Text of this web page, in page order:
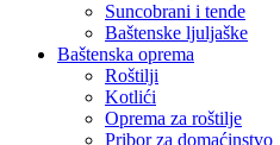
Suncobrani i tende
Baštenske ljuljaške
Baštenska oprema
Roštilji
Kotlići
Oprema za roštilje
Pribor za domaćinstvo